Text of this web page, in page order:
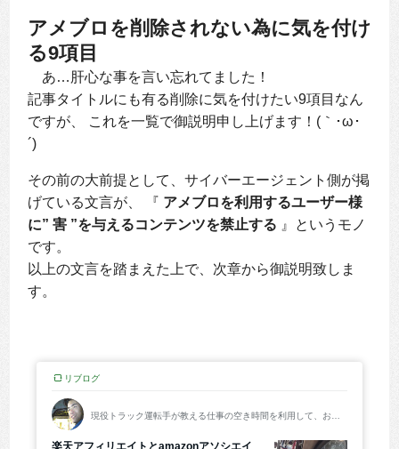
アメブロを削除されない為に気を付け
る9項目
あ…肝心な事を言い忘れてました！
記事タイトルにも有る削除に気を付けたい9項目なん
ですが、 これを一覧で御説明申し上げます！(｀･ω･
´)ゞ
その前の大前提として、サイバーエージェント側が掲
げている文言が、 『 アメブロを利用するユーザー様
に” 害 ”を与えるコンテンツを禁止する 』というモノ
です。
以上の文言を踏まえた上で、次章から御説明致しま
す。